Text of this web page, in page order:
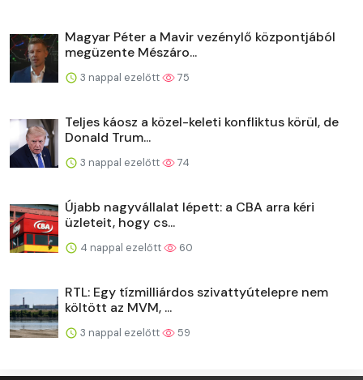
Magyar Péter a Mavir vezénylő központjából
megüzente Mészáro...
3 nappal ezelőtt 75
Teljes káosz a közel-keleti konfliktus körül, de
Donald Trum...
3 nappal ezelőtt 74
Újabb nagyvállalat lépett: a CBA arra kéri
üzleteit, hogy cs...
4 nappal ezelőtt 60
RTL: Egy tízmilliárdos szivattyútelepre nem
költött az MVM, ...
3 nappal ezelőtt 59